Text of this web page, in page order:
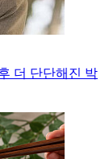
더 단단해진 박